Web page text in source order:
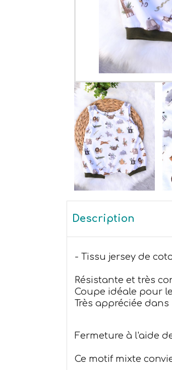
Description
- Tissu jersey de
Résistante et très
Coupe idéale pour
Très appréciée
Fermeture à l'aide
Ce motif mixte